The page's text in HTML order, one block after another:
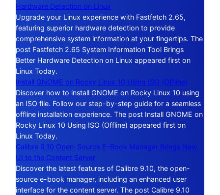
Hardware Detection on Linux
Upgrade your Linux experience with Fastfetch 2.65,
featuring superior hardware detection to provide
comprehensive system information at your fingertips. The
post Fastfetch 2.65 System Information Tool Brings
Better Hardware Detection on Linux appeared first on
Linux Today.
Install GNOME on Rocky Linux 10 Using ISO (Offline)
Discover how to install GNOME on Rocky Linux 10 using
an ISO file. Follow our step-by-step guide for a seamless
offline installation experience. The post Install GNOME on
Rocky Linux 10 Using ISO (Offline) appeared first on
Linux Today.
Calibre 9.10 Open-Source E-Book Manager Brings New
UI to the Content Server
Discover the latest features of Calibre 9.10, the open-
source e-book manager, including an enhanced user
interface for the content server. The post Calibre 9.10